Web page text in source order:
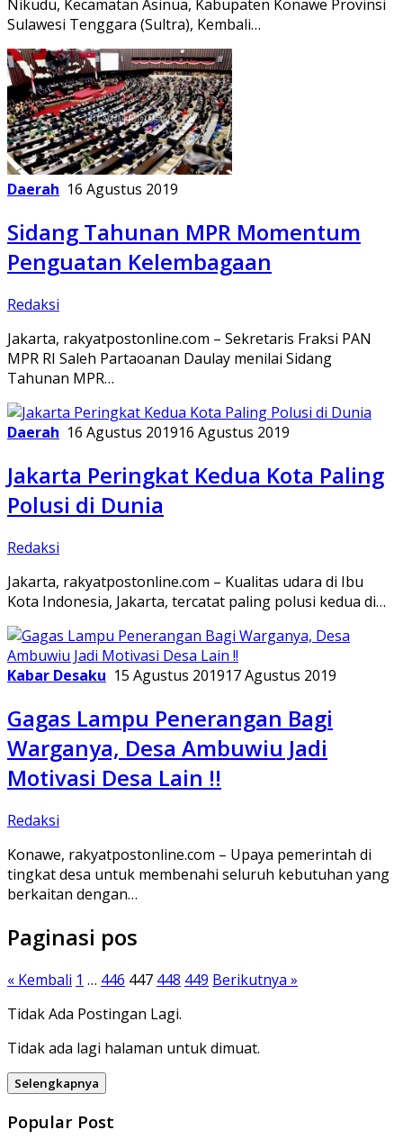
Nikudu, Kecamatan Asinua, Kabupaten Konawe Provinsi
Sulawesi Tenggara (Sultra), Kembali…
Daerah 16 Agustus 2019
Sidang Tahunan MPR Momentum
Penguatan Kelembagaan
Redaksi
Jakarta, rakyatpostonline.com – Sekretaris Fraksi PAN
MPR RI Saleh Partaoanan Daulay menilai Sidang
Tahunan MPR…
Daerah 16 Agustus 201916 Agustus 2019
Jakarta Peringkat Kedua Kota Paling
Polusi di Dunia
Redaksi
Jakarta, rakyatpostonline.com – Kualitas udara di Ibu
Kota Indonesia, Jakarta, tercatat paling polusi kedua di…
Kabar Desaku 15 Agustus 201917 Agustus 2019
Gagas Lampu Penerangan Bagi
Warganya, Desa Ambuwiu Jadi
Motivasi Desa Lain !!
Redaksi
Konawe, rakyatpostonline.com – Upaya pemerintah di
tingkat desa untuk membenahi seluruh kebutuhan yang
berkaitan dengan…
Paginasi pos
« Kembali 1 … 446 447 448 449 Berikutnya »
Tidak Ada Postingan Lagi.
Tidak ada lagi halaman untuk dimuat.
Selengkapnya
Popular Post